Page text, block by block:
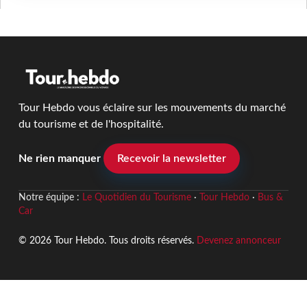
Tour Hebdo vous éclaire sur les mouvements du marché
du tourisme et de l'hospitalité.
Ne rien manquer Recevoir la newsletter
Notre équipe : Le Quotidien du Tourisme· Tour Hebdo· Bus &
Car
© 2026 Tour Hebdo. Tous droits réservés. Devenez annonceur